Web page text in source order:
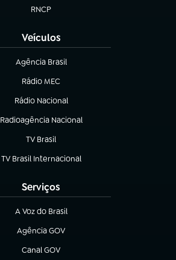
RNCP
(abre em nova aba)
Veículos
Agência Brasil
(abre em nova aba)
Rádio MEC
Rádio Nacional
(abre em nova aba)
Radioagência Nacional
(abre em nova aba)
TV Brasil
(abre em nova aba)
TV Brasil Internacional
(abre em nova aba)
Serviços
A Voz do Brasil
(abre em nova aba)
Agência GOV
(abre em nova aba)
Canal GOV
(abre em nova aba)